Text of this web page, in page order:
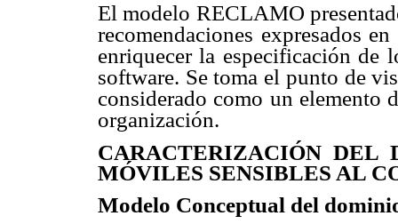
El modelo RECLAMO
recomendaciones expresados
enriquecer la especificación de
software. Se toma el punto de
considerado como un elemento
organización.
CARACTERIZACIÓN DEL
MÓVILES SENSIBLES AL
Modelo Conceptual del